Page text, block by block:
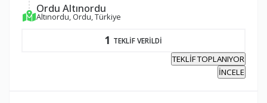
Ordu Altınordu
Altınordu, Ordu, Türkiye
1 TEKLİF VERİLDİ
TEKLİF TOPLANIYOR
İNCELE